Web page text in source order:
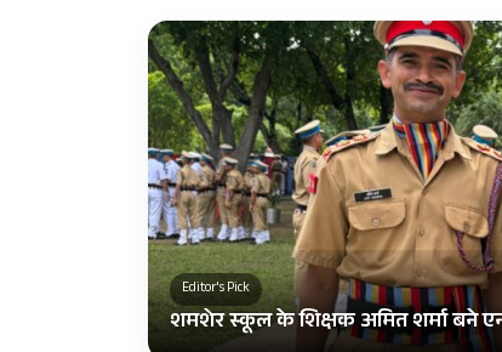
Editor's Pick
शमशेर स्कूल के शिक्षक अमित शर्मा बने